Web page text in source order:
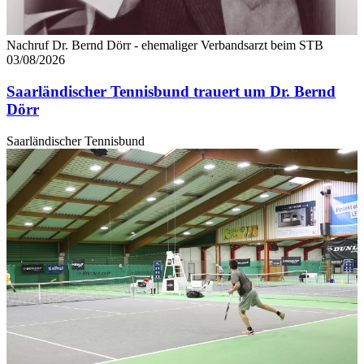
Nachruf Dr. Bernd Dörr - ehemaliger Verbandsarzt beim STB
03/08/2026
Saarländischer Tennisbund trauert um Dr. Bernd
Dörr
Saarländischer Tennisbund